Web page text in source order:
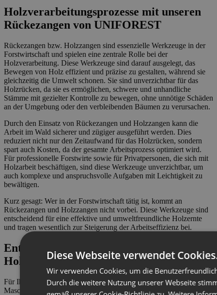
Holzverarbeitungsprozesse mit unseren
Rückezangen von UNIFOREST
Rückezangen bzw. Holzzangen sind essenzielle Werkzeuge in der
Forstwirtschaft und spielen eine zentrale Rolle bei der
Holzverarbeitung. Diese Werkzeuge sind darauf ausgelegt, das
Bewegen von Holz effizient und präzise zu gestalten, während sie
gleichzeitig die Umwelt schonen. Sie sind unverzichtbar für das
Holzrücken, da sie es ermöglichen, schwere und unhandliche
Stämme mit gezielter Kontrolle zu bewegen, ohne unnötige Schäden
an der Umgebung oder den verbleibenden Bäumen zu verursachen.
Durch den Einsatz von Rückezangen und Holzzangen kann die
Arbeit im Wald sicherer und zügiger ausgeführt werden. Dies
reduziert nicht nur den Zeitaufwand für das Holzrücken, sondern
spart auch Kosten, da der gesamte Arbeitsprozess optimiert wird.
Für professionelle Forstwirte sowie für Privatpersonen, die sich mit
Holzarbeit beschäftigen, sind diese Werkzeuge unverzichtbar, um
auch komplexe und anspruchsvolle Aufgaben mit Leichtigkeit zu
bewältigen.
Kurz gesagt: Wer in der Forstwirtschaft tätig ist, kommt an
Rückezangen und Holzzangen nicht vorbei. Diese Werkzeuge sind
entscheidend für eine effektive und umweltfreundliche Holzernte
und tragen wesentlich zur Steigerung der Arbeitseffizienz bei.
Entdecken Sie jetzt unser Angebot für die
Holzverarbeitung
Für Ihre Anforderungen bieten wir Ihnen außerdem Produkte und
Maschinen wie
Sägespaltautomaten,Forstseilwinden
und
Diese Webseite verwendet
Wir verwenden Cookies, um die
Durch die weitere Nutzung unserer Webseite